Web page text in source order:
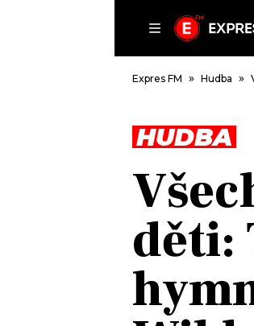
DOMŮ
ČLÁNKY
HUDBA
ROZHOVORY
#NEBUDUDOMA
KALENDÁŘ
Expres FM Hudba
HUDBA
děti: